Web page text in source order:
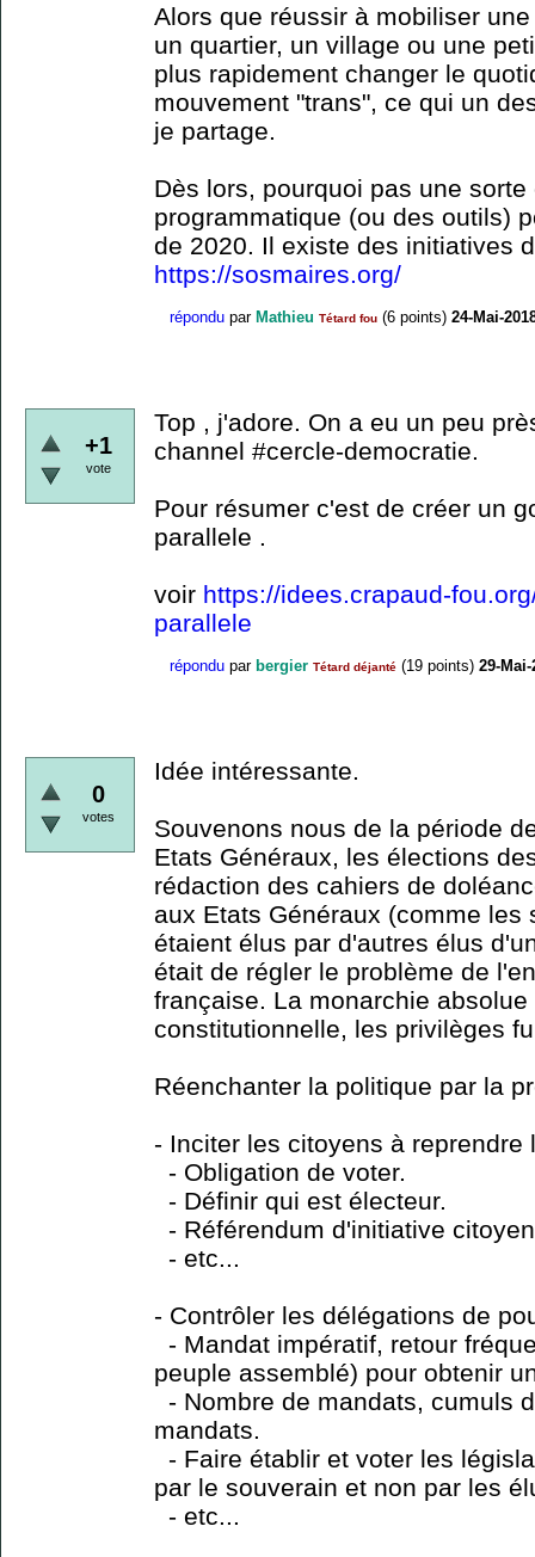
Alors que réussir à mobiliser
un quartier, un village ou une
plus rapidement changer le
mouvement "trans", ce qui un
je partage.
Dès lors, pourquoi pas une
programmatique (ou des outils)
de 2020. Il existe des initiatives
https://sosmaires.org/
répondu par Mathieu Tétard fou (6 points) 24-Mai-
+1
vote
Top , j'adore. On a eu un peu
channel #cercle-democratie.
Pour résumer c'est de créer un
parallele .
voir https://idees.crapaud-
parallele
répondu par bergier Tétard déjanté (19 points) 29-Mai-
0
votes
Idée intéressante.
Souvenons nous de la période
Etats Généraux, les élections
rédaction des cahiers de
aux Etats Généraux (comme
étaient élus par d'autres élus
était de régler le problème de
française. La monarchie
constitutionnelle, les privilèges
Réenchanter la politique par la
- Inciter les citoyens à reprendre
- Obligation de voter.
- Définir qui est électeur.
- Référendum d'initiative
- etc...
- Contrôler les délégations de
- Mandat impératif, retour
peuple assemblé) pour obtenir
- Nombre de mandats, cumuls
mandats.
- Faire établir et voter les
par le souverain et non par les
- etc...